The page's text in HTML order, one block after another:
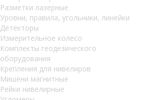
Разметки лазерные
Уровни, правила, угольники, линейки
Детекторы
Измерительное колесо
Комплекты геодезического
оборудования
Крепления для нивелиров
Мишени магнитные
Рейки нивелирные